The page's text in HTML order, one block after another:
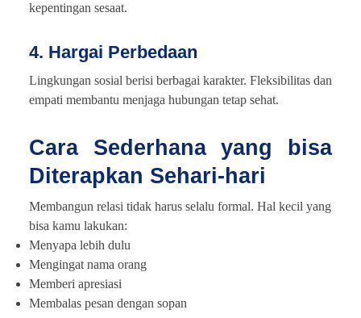
kepentingan sesaat.
4. Hargai Perbedaan
Lingkungan sosial berisi berbagai karakter. Fleksibilitas dan
empati membantu menjaga hubungan tetap sehat.
Cara Sederhana yang bisa
Diterapkan Sehari-hari
Membangun relasi tidak harus selalu formal. Hal kecil yang
bisa kamu lakukan:
Menyapa lebih dulu
Mengingat nama orang
Memberi apresiasi
Membalas pesan dengan sopan